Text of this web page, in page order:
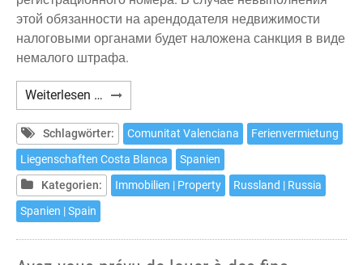
этой обязанности на арендодателя недвижимости
налоговыми органами будет наложена санкция в виде
немалого штрафа.
Weiterlesen … ¿Вы
собственник
одного
или
нескольких
объектов
Schlagwörter: Comunitat Valenciana
Ferienvermietung
Liegenschaften Costa Blanca
Spanien
Kategorien:
Immobilien | Property
Russland | Russia
Spanien | Spain